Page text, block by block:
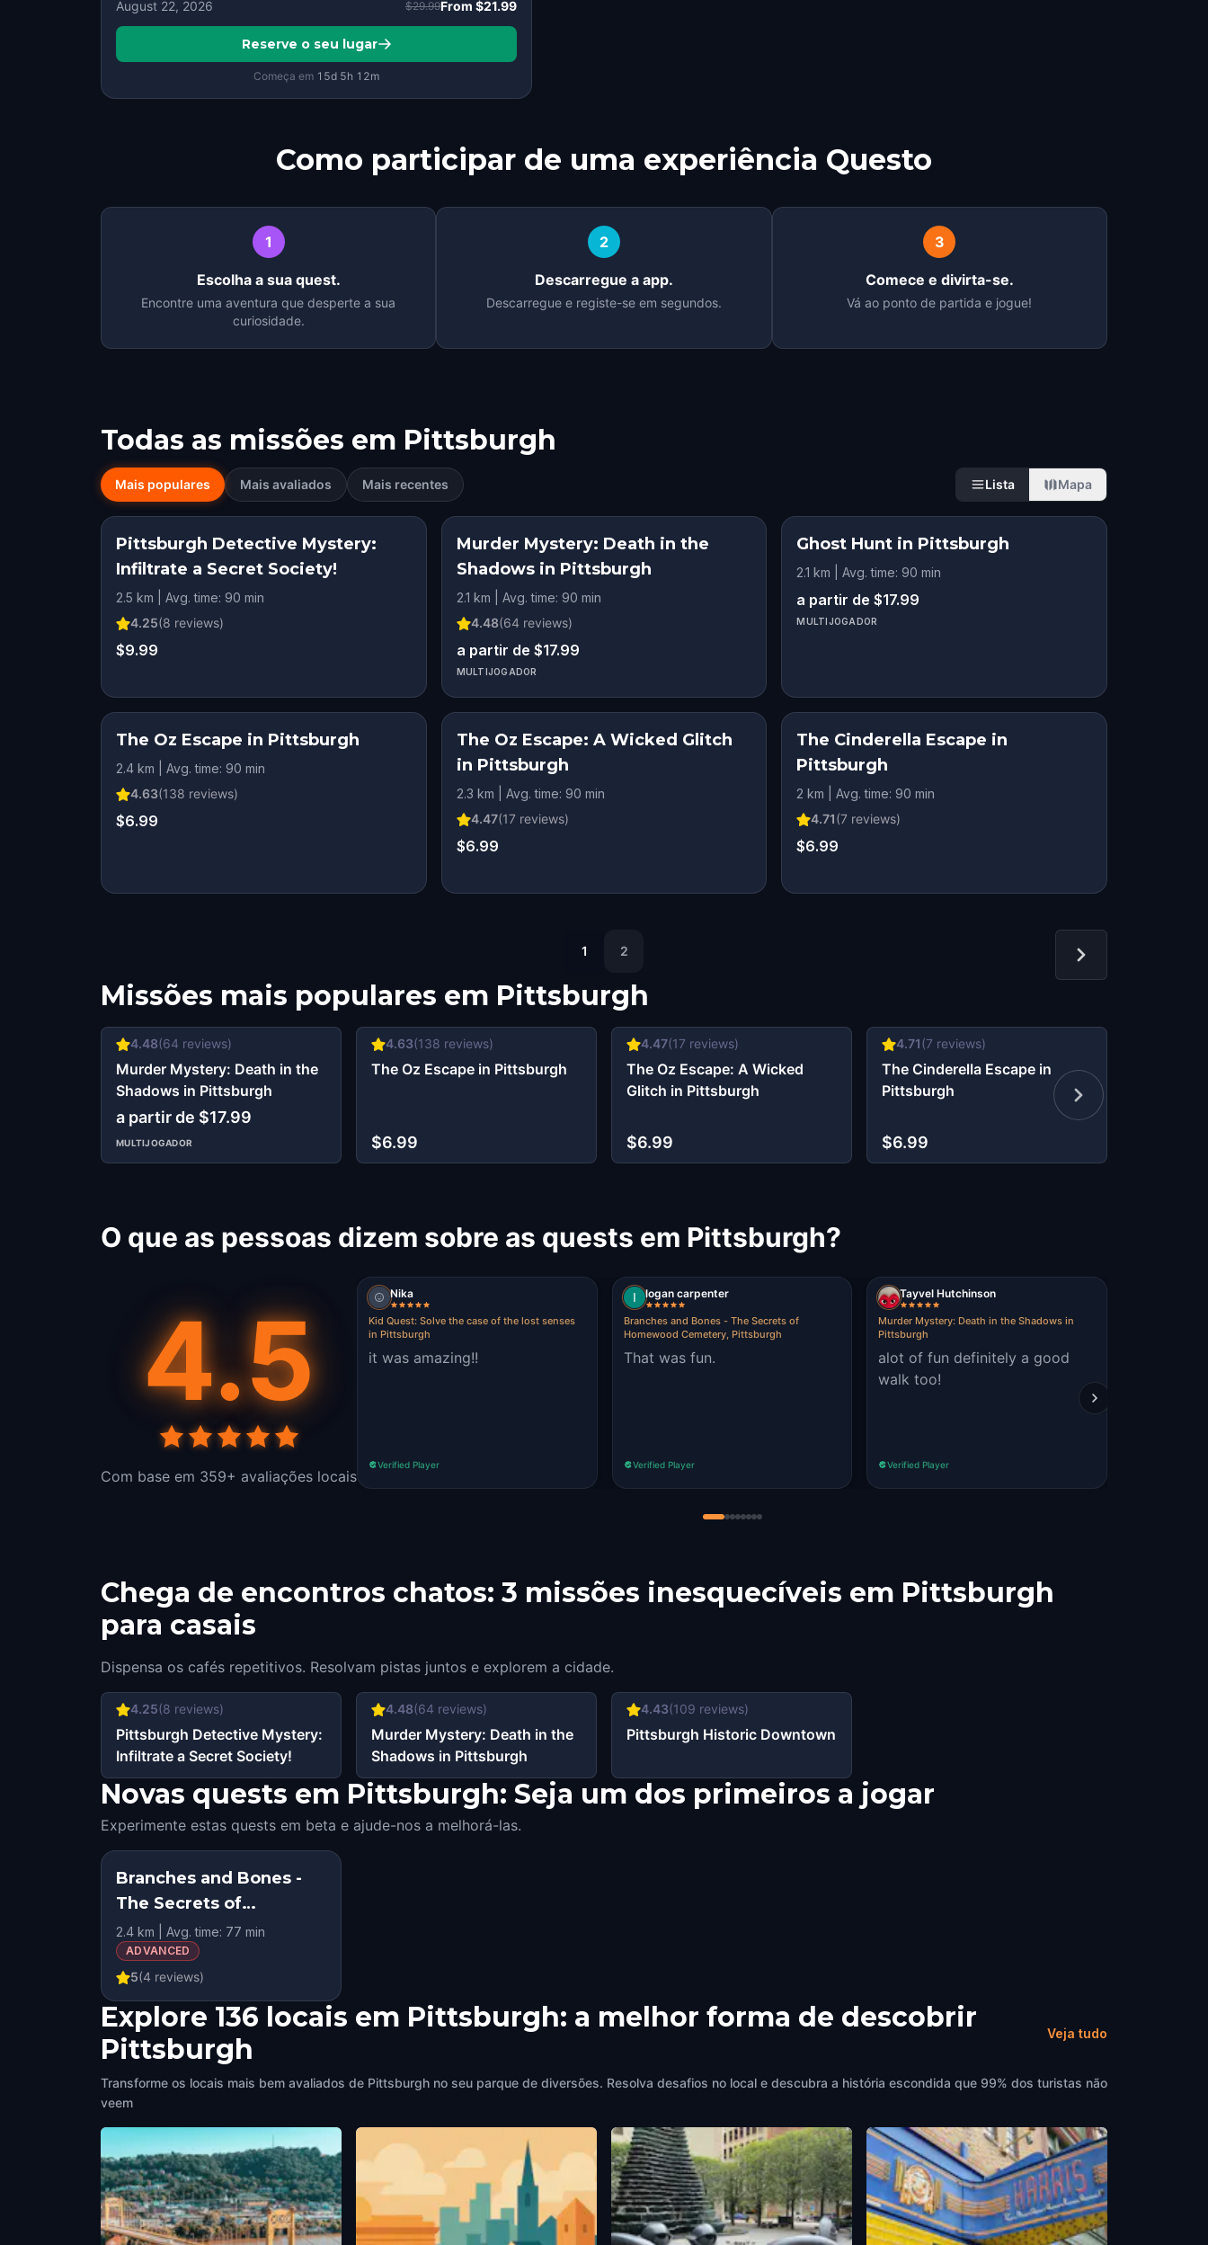
August 22, 2026 $29.99From $21.99
Reserve o seu lugar
Começa em 15d 5h 12m
Como participar de uma experiência Questo
1
Escolha a sua quest.
Encontre uma aventura que desperte a sua
curiosidade.
2
Descarregue a app.
Descarregue e registe-se em segundos.
3
Comece e divirta-se.
Vá ao ponto de partida e jogue!
Todas as missões em Pittsburgh
Mais populares Mais avaliados Mais recentes Lista Mapa
Pittsburgh Detective Mystery:
Infiltrate a Secret Society!
2.5 km | Avg. time: 90 min
4.25(8 reviews)
$9.99
Murder Mystery: Death in the
Shadows in Pittsburgh
2.1 km | Avg. time: 90 min
4.48(64 reviews)
a partir de $17.99
MULTIJOGADOR
Ghost Hunt in Pittsburgh
2.1 km | Avg. time: 90 min
a partir de $17.99
MULTIJOGADOR
The Oz Escape in Pittsburgh
2.4 km | Avg. time: 90 min
4.63(138 reviews)
$6.99
The Oz Escape: A Wicked Glitch
in Pittsburgh
2.3 km | Avg. time: 90 min
4.47(17reviews)
$6.99
The Cinderella Escape in
Pittsburgh
2 km | Avg. time: 90 min
4.71(7 reviews)
$6.99
1 2
Missões mais populares em Pittsburgh
4.48(64 reviews)
Murder Mystery: Death in the
Shadows in Pittsburgh
a partir de $17.99
MULTIJOGADOR
4.63(138 reviews)
The Oz Escape in Pittsburgh
$6.99
4.47(17 reviews)
The Oz Escape: A Wicked
Glitch in Pittsburgh
$6.99
4.71(7 reviews)
The Cinderella Escape in
Pittsburgh
$6.99
O que as pessoas dizem sobre as quests em Pittsburgh?
4.5
Com base em 359+ avaliações locais
Nika
Kid Quest: Solve the case of the lost senses
in Pittsburgh
it was amazing!!
Verified Player
logan carpenter
Branches and Bones - The Secrets of
Homewood Cemetery, Pittsburgh
That was fun.
Verified Player
Tayvel Hutchinson
Murder Mystery: Death in the Shadows in
Pittsburgh
alot of fun definitely a good
walk too!
Verified Player
Chega de encontros chatos: 3 missões inesquecíveis em Pittsburgh
para casais
Dispensa os cafés repetitivos. Resolvam pistas juntos e explorem a cidade.
4.25(8 reviews)
Pittsburgh Detective Mystery:
Infiltrate a Secret Society!
4.48(64 reviews)
Murder Mystery: Death in the
Shadows in Pittsburgh
4.43(109 reviews)
Pittsburgh Historic Downtown
Novas quests em Pittsburgh: Seja um dos primeiros a jogar
Experimente estas quests em beta e ajude-nos a melhorá-las.
Branches and Bones -
The Secrets of
Homewood Cemetery,
Pittsburgh
2.4 km | Avg. time: 77 min
ADVANCED
5(4 reviews)
Explore 136 locais em Pittsburgh: a melhor forma de descobrir
Pittsburgh
Veja tudo
Transforme os locais mais bem avaliados de Pittsburgh no seu parque de diversões. Resolva desafios no local e descubra a história escondida que 99% dos turistas não
veem